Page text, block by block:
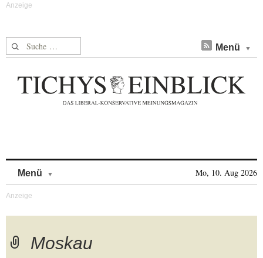
Suche nach: Menü
Menü Mo, 10. Aug 2026
Moskau